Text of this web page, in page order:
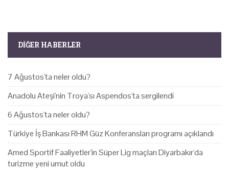
DIĞER HABERLER
7 Ağustos'ta neler oldu?
Anadolu Ateşi'nin Troya'sı Aspendos'ta sergilendi
6 Ağustos'ta neler oldu?
Türkiye İş Bankası RHM Güz Konferansları programı açıklandı
Amed Sportif Faaliyetler'in Süper Lig maçları Diyarbakır'da
turizme yeni umut oldu